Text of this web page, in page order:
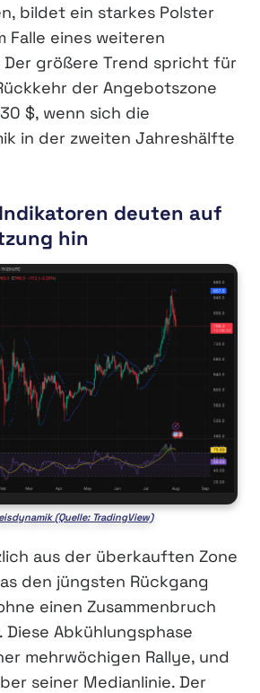
bildet ein starkes Polster
Falle eines weiteren
größere Trend spricht für
der Angebotszone
$, wenn sich die
in der zweiten Jahreshälfte
deuten auf
hin
(Quelle: TradingView)
aus der überkauften Zone
den jüngsten Rückgang
einen Zusammenbruch
Diese Abkühlungsphase
mehrwöchigen Rallye, und
seiner Medianlinie. Der